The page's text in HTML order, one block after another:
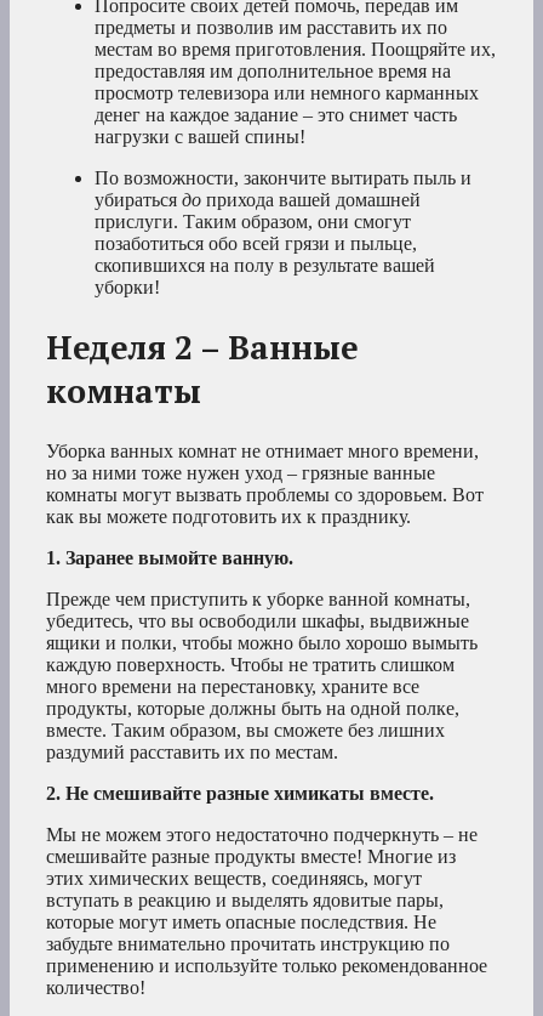
Попросите своих детей помочь, передав им
предметы и позволив им расставить их по
местам во время приготовления. Поощряйте их,
предоставляя им дополнительное время на
просмотр телевизора или немного карманных
денег на каждое задание – это снимет часть
нагрузки с вашей спины!
По возможности, закончите вытирать пыль и
убираться до прихода вашей домашней
прислуги. Таким образом, они смогут
позаботиться обо всей грязи и пыльце,
скопившихся на полу в результате вашей
уборки!
Неделя 2 – Ванные
комнаты
Уборка ванных комнат не отнимает много времени,
но за ними тоже нужен уход – грязные ванные
комнаты могут вызвать проблемы со здоровьем. Вот
как вы можете подготовить их к празднику.
1. Заранее вымойте ванную.
Прежде чем приступить к уборке ванной комнаты,
убедитесь, что вы освободили шкафы, выдвижные
ящики и полки, чтобы можно было хорошо вымыть
каждую поверхность. Чтобы не тратить слишком
много времени на перестановку, храните все
продукты, которые должны быть на одной полке,
вместе. Таким образом, вы сможете без лишних
раздумий расставить их по местам.
2. Не смешивайте разные химикаты вместе.
Мы не можем этого недостаточно подчеркнуть – не
смешивайте разные продукты вместе! Многие из
этих химических веществ, соединяясь, могут
вступать в реакцию и выделять ядовитые пары,
которые могут иметь опасные последствия. Не
забудьте внимательно прочитать инструкцию по
применению и используйте только рекомендованное
количество!